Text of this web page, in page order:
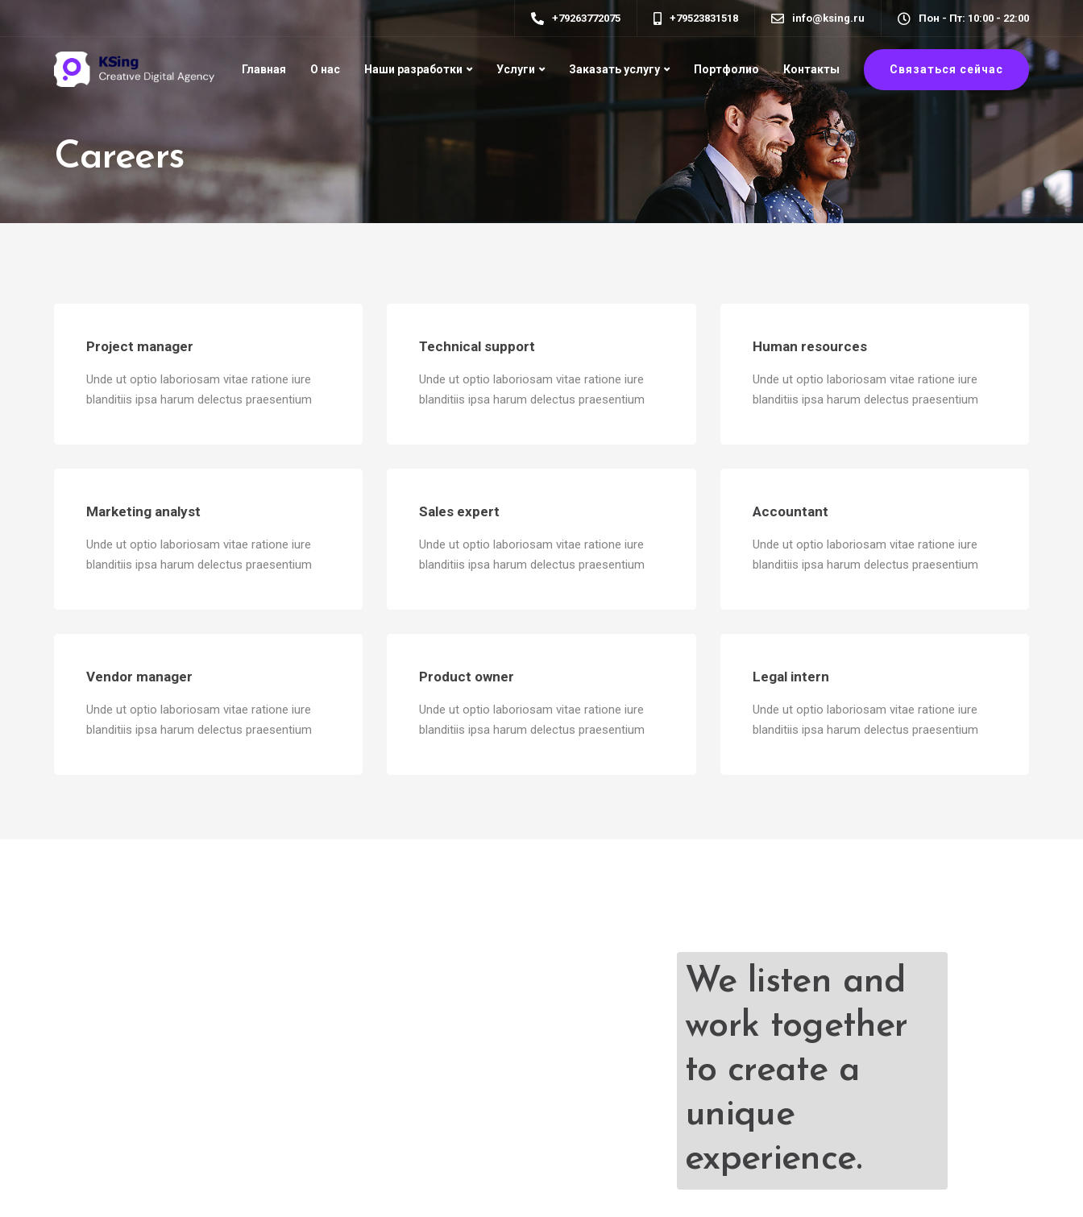
+79263772075 +79523831518 info@ksing.ru Пон - Пт: 10:00 - 22:00
Главная О нас Наши разработки Услуги Заказать услугу Портфолио Контакты Связаться сейчас
Careers
Project manager
Unde ut optio laboriosam vitae ratione iure
blanditiis ipsa harum delectus praesentium
Technical support
Unde ut optio laboriosam vitae ratione iure
blanditiis ipsa harum delectus praesentium
Human resources
Unde ut optio laboriosam vitae ratione iure
blanditiis ipsa harum delectus praesentium
Marketing analyst
Unde ut optio laboriosam vitae ratione iure
blanditiis ipsa harum delectus praesentium
Sales expert
Unde ut optio laboriosam vitae ratione iure
blanditiis ipsa harum delectus praesentium
Accountant
Unde ut optio laboriosam vitae ratione iure
blanditiis ipsa harum delectus praesentium
Vendor manager
Unde ut optio laboriosam vitae ratione iure
blanditiis ipsa harum delectus praesentium
Product owner
Unde ut optio laboriosam vitae ratione iure
blanditiis ipsa harum delectus praesentium
Legal intern
Unde ut optio laboriosam vitae ratione iure
blanditiis ipsa harum delectus praesentium
We listen and
work together
to create a
unique
experience.